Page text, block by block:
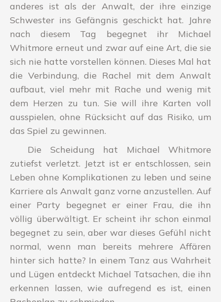
anderes ist als der Anwalt, der ihre einzige
Schwester ins Gefängnis geschickt hat. Jahre
nach diesem Tag begegnet ihr Michael
Whitmore erneut und zwar auf eine Art, die sie
sich nie hatte vorstellen können. Dieses Mal hat
die Verbindung, die Rachel mit dem Anwalt
aufbaut, viel mehr mit Rache und wenig mit
dem Herzen zu tun. Sie will ihre Karten voll
ausspielen, ohne Rücksicht auf das Risiko, um
das Spiel zu gewinnen.
Die Scheidung hat Michael Whitmore
zutiefst verletzt. Jetzt ist er entschlossen, sein
Leben ohne Komplikationen zu leben und seine
Karriere als Anwalt ganz vorne anzustellen. Auf
einer Party begegnet er einer Frau, die ihn
völlig überwältigt. Er scheint ihr schon einmal
begegnet zu sein, aber war dieses Gefühl nicht
normal, wenn man bereits mehrere Affären
hinter sich hatte? In einem Tanz aus Wahrheit
und Lügen entdeckt Michael Tatsachen, die ihn
erkennen lassen, wie aufregend es ist, einen